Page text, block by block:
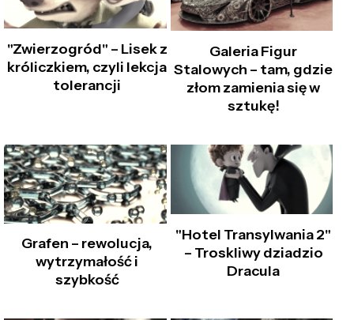
"Zwierzogród" – Lisek z
króliczkiem, czyli lekcja
tolerancji
Galeria Figur
Stalowych – tam, gdzie
złom zamienia się w
sztukę!
Grafen – rewolucja,
wytrzymałość i
szybkość
"Hotel Transylwania 2"
– Troskliwy dziadzio
Dracula